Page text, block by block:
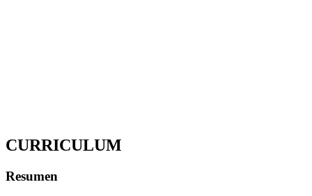
CURRICULUM
Resumen